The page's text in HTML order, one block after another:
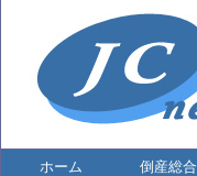
ホーム 倒産総合